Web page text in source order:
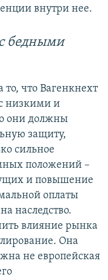
внутри нее.
бедными
что Вагенкнехт
низкими и
они должны
защиту,
сильное
положений –
и повышение
оплаты
наследство.
влияние рынка
Она
не европейская